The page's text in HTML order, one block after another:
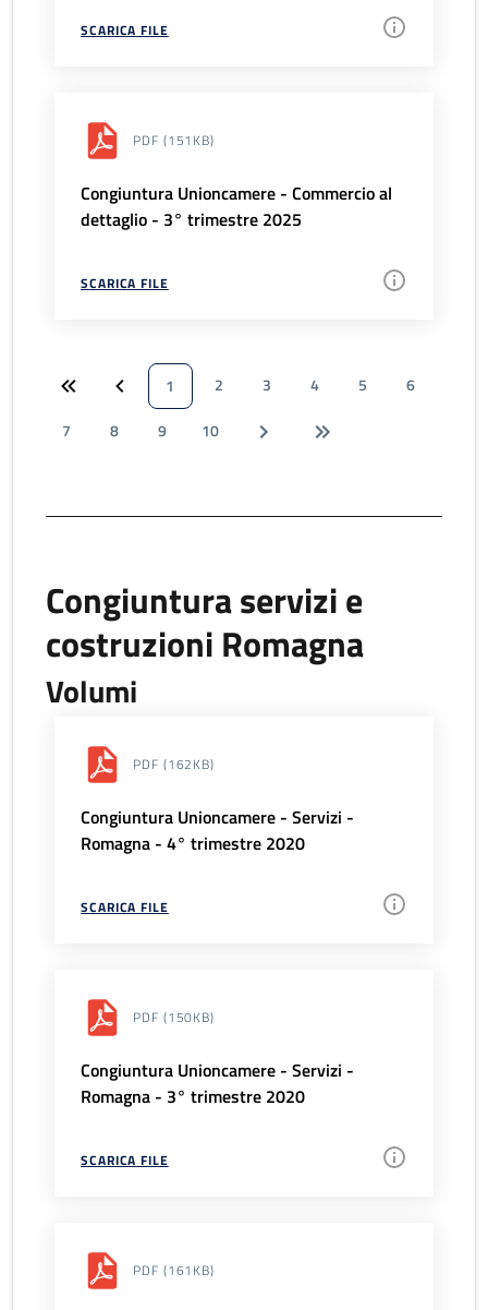
SCARICA FILE
PDF (151KB)
Congiuntura Unioncamere - Commercio al
dettaglio - 3° trimestre 2025
SCARICA FILE
1 2 3 4 5
6
7
8 9 10
Congiuntura servizi e
costruzioni Romagna
Volumi
PDF (162KB)
Congiuntura Unioncamere - Servizi -
Romagna - 4° trimestre 2020
SCARICA FILE
PDF (150KB)
Congiuntura Unioncamere - Servizi -
Romagna - 3° trimestre 2020
SCARICA FILE
PDF (161KB)